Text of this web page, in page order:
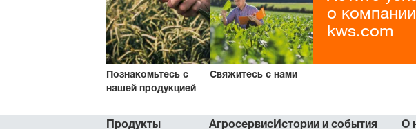
Познакомьтесь с
нашей продукцией
Свяжитесь с нами
о
kws.com
Продукты АгросервисИстории и события О